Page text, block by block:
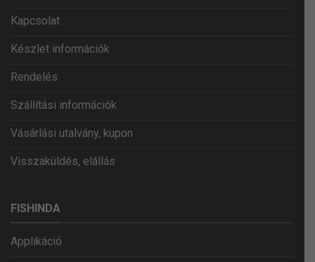
Kapcsolat
Készlet információk
Rendelés
Szállítási információk
Vásárlási utalvány, kupon
Visszaküldés, elállás
FISHINDA
Applikáció